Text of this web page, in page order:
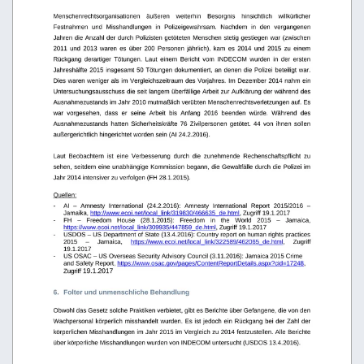
Menschenrechtsorganisationen äußeren weiterhin Besorgnis hinsichtlich
willkürlicher
Festnahmen   und   Misshandlungen   in   Polizeigewahrsam.   Nachdem   in   den   vergangenen
Jahren die Anzahl der durch Polizisten getöteten Menschen stetig gestiegen war (zwischen
2011  und   2013   waren  es   über   200   Personen   jährlich),   kam  es   2014   und   2015   zu   einem
Rückgang   derartiger   Tötungen.   Laut   einem   Bericht   vom   INDECOM   wurden   in   der   ersten
Jahreshälfte 2015 insgesamt 50 Tötungen dokumentiert, an denen die Polizei beteiligt war.
Dies waren weniger als im Vergleichszeitraum des Vorjahres. Im Dezember 2014 nahm ein
Untersuchungsausschuss die seit langem überfällige Arbeit zur Aufklärung der während des
Ausnahmezustands im Jahr 2010 mutmaßlich verübten Menschenrechtsverletzungen auf. Es
war   vorgesehen,   dass   er   seine   Arbeit   bis   Anfang   2016   beenden   würde.   Während   des
Ausnahmezustands  hatten  Sicherheitskräfte 76  Zivilpersonen   getötet.   44  von ihnen  sollen
außergerichtlich hingerichtet worden sein (AI 24.2.2016).
Laut   Beobachtern   ist   eine   Verbesserung   durch   die   zunehmende   Rechenschaftspflicht   zu
sehen, seitdem eine unabhängige Kommission begann, die Gewaltfälle durch die Polizei im
Jahr 2014 intensiver zu verfolgen (FH 28.1.2015).
Quellen:
-
AI   –   Amnesty   International   (24.2.2016):   Amnesty   International   Report   2015/2016   –
Jamaika, http://www.ecoi.net/local_link/319830/466635_de.html, Zugriff 19.1.2017
-
FH   –   Freedom   House   (28.1.2015):   Freedom   in   the   World   2015   –   Jamaica,
https://www.ecoi.net/local_link/309935/447859_de.html, Zugriff 19.1.2017
-
USDOS – US Department of State (13.4.2016): Country report on human rights practices
2015
– Jamaica, https://www.ecoi.net/local_link/322589/462065_de.html,
Zugriff
19.1.2017
-
US OSAC – US Overseas Security Advisory Council (3.11.2016): Jamaica 2015 Crime
and Safety Report, https://www.osac.gov/pages/ContentReportDetails.aspx?cid=17248,
Zugriff 19.1.2017
6. Folter und unmenschliche Behandlung
Obwohl das Gesetz solche Praktiken verbietet, gibt es Berichte über Gefangene, die von den
Wachpersonal körperlich misshandelt wurden. Es ist jedoch ein Rückgang bei der Zahl der
körperlichen Misshandlungen im Jahr 2015 im Vergleich zu 2014 festzustellen. Alle Berichte
über körperliche Misshandlungen wurden von INDECOM untersucht (USDOS 13.4.2016).